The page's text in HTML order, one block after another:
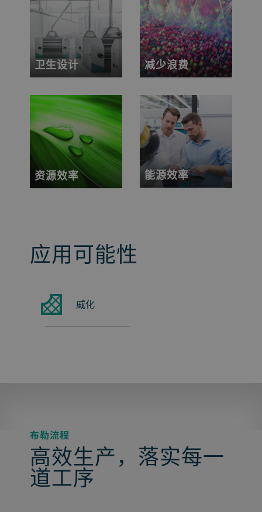
卫生设计 减少浪费
资源效率 能源效率
应用可能性
威化
布勒流程
高效生产，落实每一
道工序